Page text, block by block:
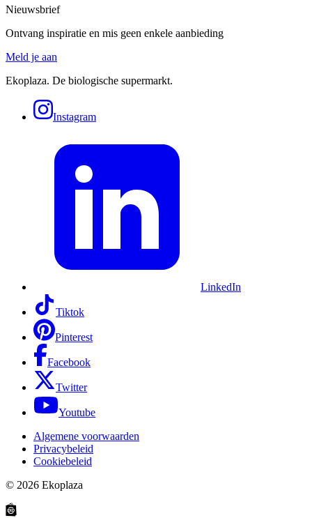
Nieuwsbrief
Ontvang inspiratie en mis geen enkele aanbieding
Meld je aan
Ekoplaza. De biologische supermarkt.
Instagram
LinkedIn
Tiktok
Pinterest
Facebook
Twitter
Youtube
Algemene voorwaarden
Privacybeleid
Cookiebeleid
© 2026 Ekoplaza